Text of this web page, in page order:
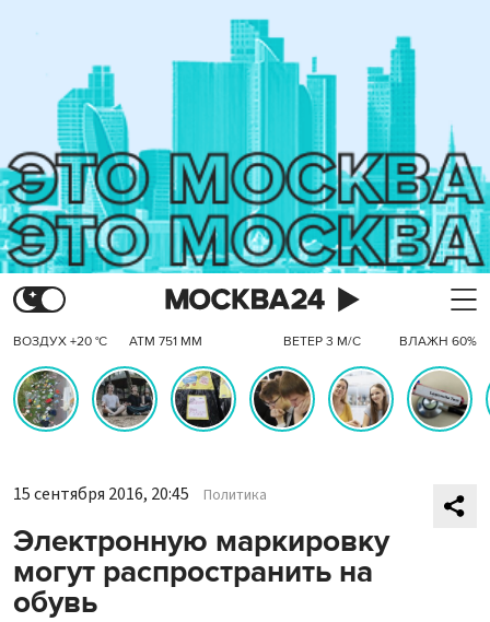
ВОЗДУХ +20 °C АТМ 751 ММ ВЕТЕР 3 М/С ВЛАЖН 60%
15 сентября 2016, 20:45 Политика
Электронную маркировку
могут распространить на
обувь